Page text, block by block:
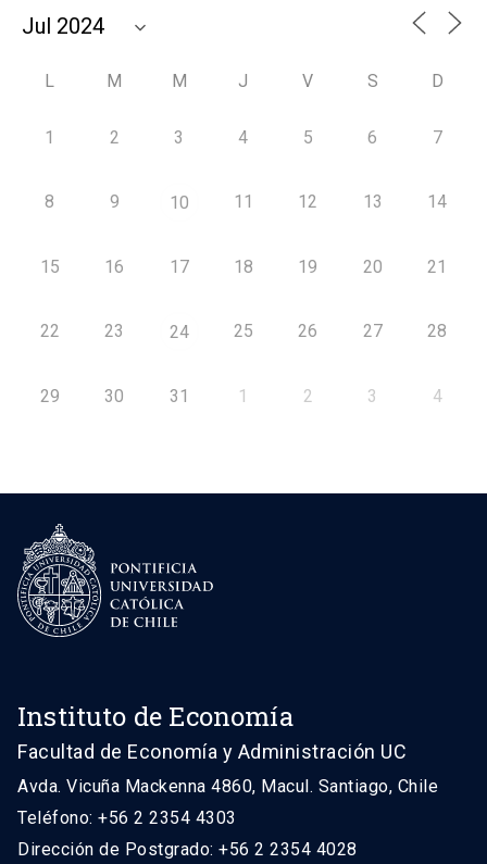
L M M J V S D
1 2 3 4 5 6 7
8 9 10 11 12 13 14
15 16 17 18 19 20 21
22 23 24 25 26 27 28
29 30 31 1 2 3 4
Instituto de Economía
Facultad de Economía y Administración UC
Avda. Vicuña Mackenna 4860, Macul. Santiago, Chile
Teléfono: +56 2 2354 4303
Dirección de Postgrado: +56 2 2354 4028